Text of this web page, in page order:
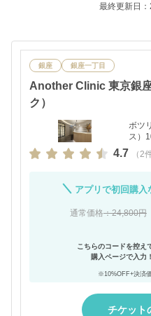
最終更新日
銀座 銀座一丁目
Another Clinic 東京銀
ク）
ボツ
ス）
4.7 （2
アプリで初回購入
通常価格：24,800円
こちらのコードを控え
購入ページで入力！
※10%OFF+決済
チケット